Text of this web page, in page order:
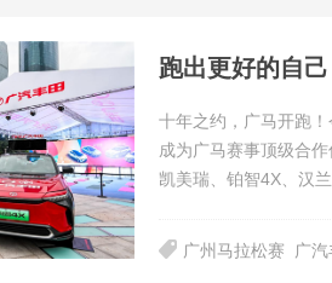
跑出更好的自
十年之约，广马开跑
成为广马赛事顶级合
凯美瑞、铂智4X、汉
广州马拉松赛 广